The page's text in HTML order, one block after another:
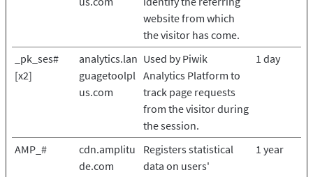
website from which
the visitor has come.
_pk_ses#
[x2]
analytics.lan
guagetoolpl
us.com
Used by Piwik
Analytics Platform to
track page requests
from the visitor during
the session.
1 day
AMP_#
cdn.amplitu
de.com
Registers statistical
data on users'
1 year